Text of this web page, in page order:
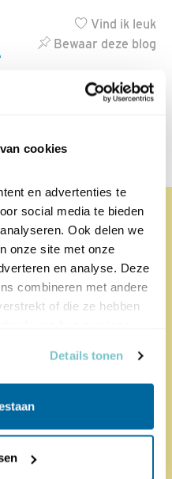
cookies
en advertenties te
social media te bieden
Ook delen we
onze site met onze
en analyse. Deze
combineren met andere
of die ze hebben
Details tonen
Vind ik leuk
Bewaar deze blog
67x
1831x
de vele
laat je sowieso n..